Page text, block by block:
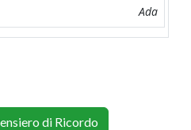
Ada
di Ricordo